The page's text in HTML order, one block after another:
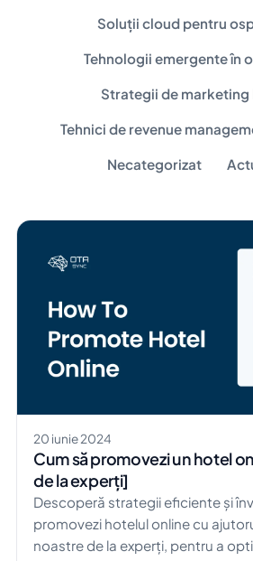
Soluții cloud pentru
Tehnologii emergente în
Strategii de marketing
Tehnici de revenue
Necategorizat
20 iunie 2024
Cum să promovezi un hotel
de la experți]
Descoperă strategii eficiente și
promovezi hotelul online cu
noastre de la experți, pentru a